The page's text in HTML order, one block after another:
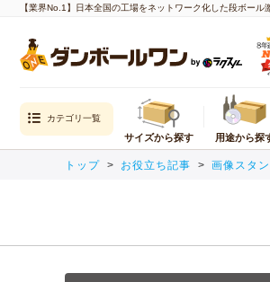
【業界No.1】日本全国の工場をネットワーク化した段ボー
カテゴリ一覧
サイズから探す
内寸
小さいダンボール（60サ
用途から探
目的か
テイク
トップ お役立ち記事 画像スタ